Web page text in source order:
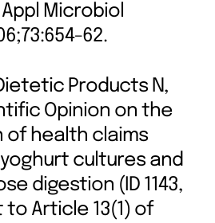
Microbiol
62.
Products N,
Opinion on the
health claims
cultures and
digestion (ID 1143,
to Article 13(1) of